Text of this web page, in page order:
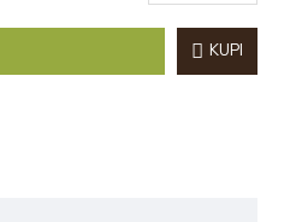
KUPI